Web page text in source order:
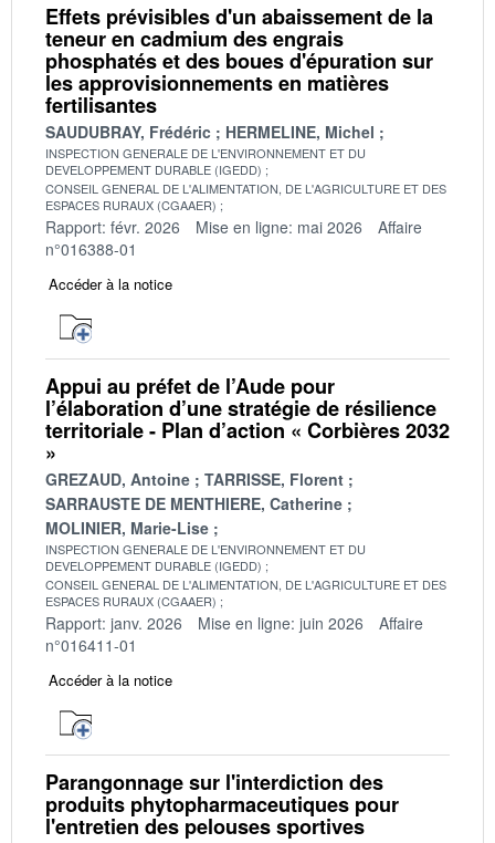
Effets prévisibles d'un abaissement de la
teneur en cadmium des engrais
phosphatés et des boues d'épuration sur
les approvisionnements en matières
fertilisantes
SAUDUBRAY, Frédéric HERMELINE, Michel
INSPECTION GENERALE DE L'ENVIRONNEMENT ET DU
DEVELOPPEMENT DURABLE (IGEDD)
CONSEIL GENERAL DE L'ALIMENTATION, DE L'AGRICULTURE ET DES
ESPACES RURAUX (CGAAER)
Rapport: févr. 2026 Mise en ligne: mai 2026
Affaire
n°016388-01
Accéder à la notice
Appui au préfet de l’Aude pour
l’élaboration d’une stratégie de résilience
territoriale - Plan d’action « Corbières 2032
»
GREZAUD, Antoine
TARRISSE, Florent
SARRAUSTE DE MENTHIERE, Catherine
MOLINIER, Marie-Lise
INSPECTION GENERALE DE L'ENVIRONNEMENT ET DU
DEVELOPPEMENT DURABLE (IGEDD)
CONSEIL GENERAL DE L'ALIMENTATION, DE L'AGRICULTURE ET DES
ESPACES RURAUX (CGAAER)
Rapport: janv. 2026 Mise en ligne: juin 2026
Affaire
n°016411-01
Accéder à la notice
Parangonnage sur l'interdiction des
produits phytopharmaceutiques pour
l'entretien des pelouses sportives